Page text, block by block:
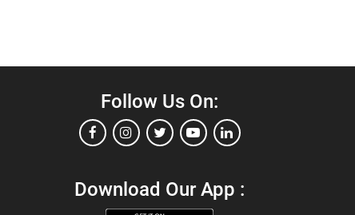
Follow Us On:
Download Our App :